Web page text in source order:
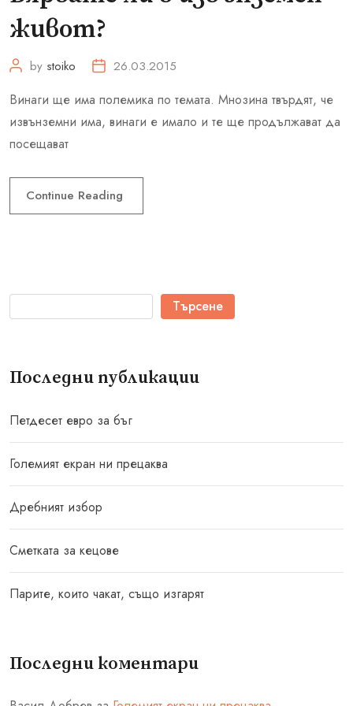
живот?
by stoiko 26.03.2015
Винаги ще има полемика по темата. Мнозина твърдят, че
извънземни има, винаги е имало и те ще продължават да
посещават
Continue Reading
Търсене
Последни публикации
Петдесет евро за бъг
Големият екран ни прецаква
Дребният избор
Сметката за кецове
Парите, които чакат, също изгарят
Последни коментари